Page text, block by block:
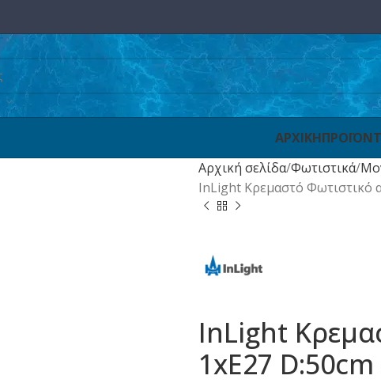
ΑΡΧΙΚΗ
Αρχική σελίδα Φωτιστικά
InLight Κρεμαστό Φωτιστικό
InLight
1xE27